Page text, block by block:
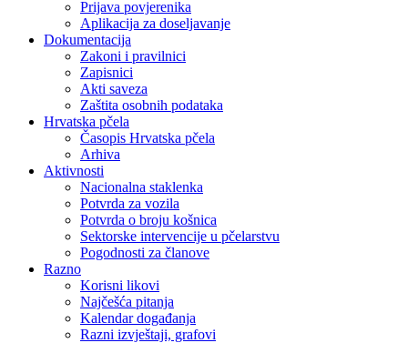
Prijava povjerenika
Aplikacija za doseljavanje
Dokumentacija
Zakoni i pravilnici
Zapisnici
Akti saveza
Zaštita osobnih podataka
Hrvatska pčela
Časopis Hrvatska pčela
Arhiva
Aktivnosti
Nacionalna staklenka
Potvrda za vozila
Potvrda o broju košnica
Sektorske intervencije u pčelarstvu
Pogodnosti za članove
Razno
Korisni likovi
Najčešća pitanja
Kalendar događanja
Razni izvještaji, grafovi